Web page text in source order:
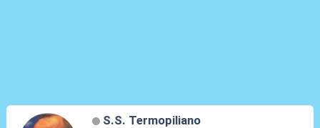
S.S. Termopiliano